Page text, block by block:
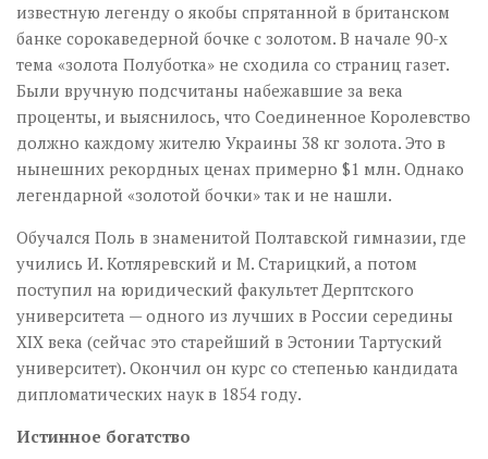
известную легенду о якобы спрятанной в британском
банке сорокаведерной бочке с золотом. В начале 90-х
тема «золота Полуботка» не сходила со страниц газет.
Были вручную подсчитаны набежавшие за века
проценты, и выяснилось, что Соединенное Королевство
должно каждому жителю Украины 38 кг золота. Это в
нынешних рекордных ценах примерно $1 млн. Однако
легендарной «золотой бочки» так и не нашли.
Обучался Поль в знаменитой Полтавской гимназии, где
учились И. Котляревский и М. Старицкий, а потом
поступил на юридический факультет Дерптского
университета — одного из лучших в России середины
XIX века (сейчас это старейший в Эстонии Тартуский
университет). Окончил он курс со степенью кандидата
дипломатических наук в 1854 году.
Истинное богатство